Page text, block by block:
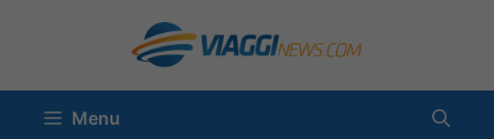
contenuto
Menu